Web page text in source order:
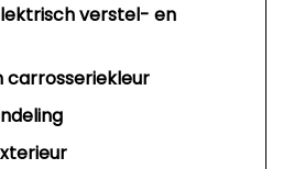
verstel- en
carrosseriekleur